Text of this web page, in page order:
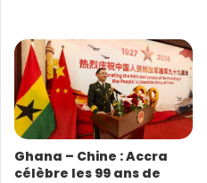
Ghana – Chine : Accra
célèbre les 99 ans de